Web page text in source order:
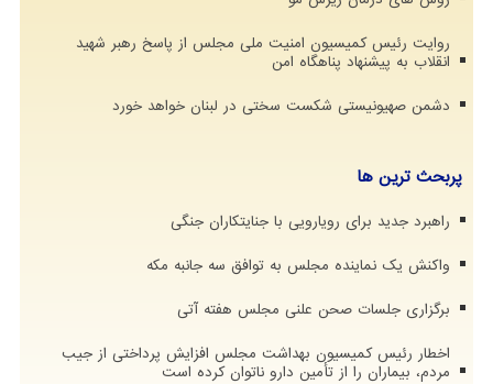
روایت رئیس کمیسیون امنیت ملی مجلس از پاسخ رهبر شهید
انقلاب به پیشنهاد پناهگاه امن
دشمن صهیونیستی شکست سختی در لبنان خواهد خورد
پربحث ترین ها
راهبرد جدید برای رویارویی با جنایتکاران جنگی
واکنش یک نماینده مجلس به توافق سه جانبه مکه
برگزاری جلسات صحن علنی مجلس هفته آتی
اخطار رئیس کمیسیون بهداشت مجلس افزایش پرداختی از جیب
مردم، بیماران را از تأمین دارو ناتوان کرده است